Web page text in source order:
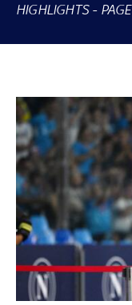
HIGHLIGHTS-